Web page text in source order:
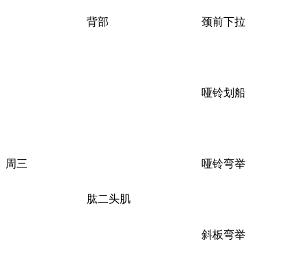
周三
背部 颈前下拉
哑铃划船
肱二头肌
哑铃弯举
斜板弯举